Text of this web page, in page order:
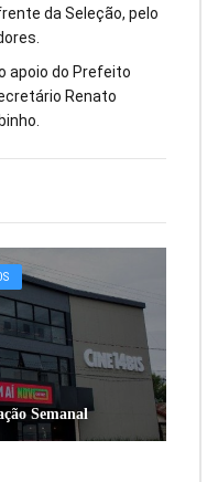
Semanal
da Seleção, pelo
apoio do Prefeito
Renato